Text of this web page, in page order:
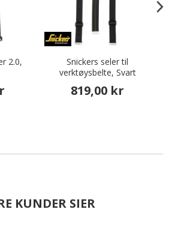
2.0,
Snickers seler til
verktøysbelte, Svart
819,00 kr
KUNDER SIER